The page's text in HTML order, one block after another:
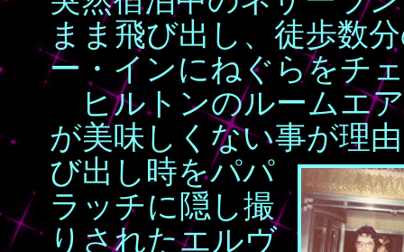
まま飛び出し、徒歩数
ー・インにねぐらをチ
ヒルトンのルームエ
が美味しくない事が理
び出し 時をパパ
ラッチに隠し撮
りされたエルヴ